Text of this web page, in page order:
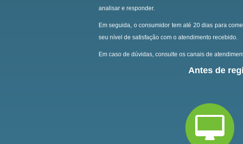
analisar e responder.
Em seguida, o consumidor tem até 20 dias para
seu nível de satisfação com o atendimento recebido.
Em caso de dúvidas, consulte os canais de
Antes de